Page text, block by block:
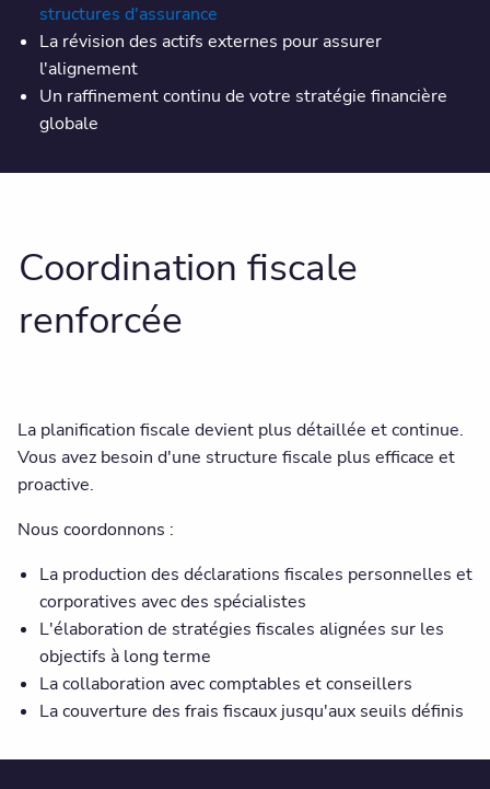
structures d'assurance
La révision des actifs externes pour assurer
l'alignement
Un raffinement continu de votre stratégie financière
globale
Coordination fiscale
renforcée
La planification fiscale devient plus détaillée et continue.
Vous avez besoin d'une structure fiscale plus efficace et
proactive.
Nous coordonnons :
La production des déclarations fiscales personnelles et
corporatives avec des spécialistes
L'élaboration de stratégies fiscales alignées sur les
objectifs à long terme
La collaboration avec comptables et conseillers
La couverture des frais fiscaux jusqu'aux seuils définis